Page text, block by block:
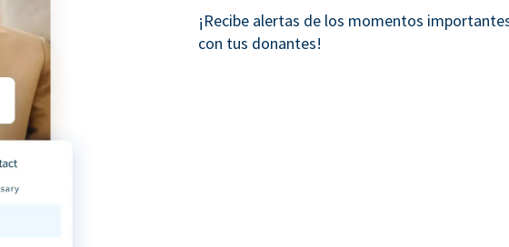
¡Recibe alertas de los momentos
con tus donantes!